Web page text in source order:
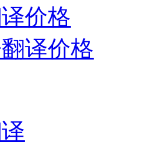
价格
译价格